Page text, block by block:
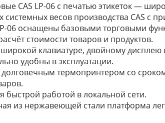
CAS LP-06 с печатью этикеток —
системных весов производства CAS с
06 оснащены базовыми торговыми
стоимости товаров и продуктов.
клавиатуре, двойному
удобны в эксплуатации.
термопринтером со
быстрой работой в локальной сети.
из нержавеющей стали платформа